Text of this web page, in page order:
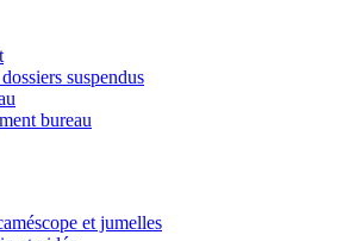
suspendus
bureau
et jumelles